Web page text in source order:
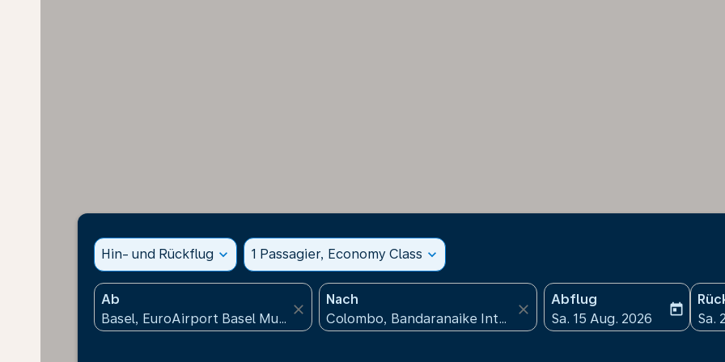
Hin- und Rückflug expand_more 1 Passagier, Economy Class expand_more
Ab
close
Nach
close
Abflug
fc-booking-departure-
Sa. 15 Aug. 2026
today
fc-
Sa.